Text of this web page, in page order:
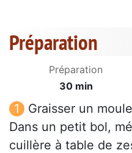
Préparation
Préparation
30 min
Graisser un
Dans un petit bol,
cuillère à table de